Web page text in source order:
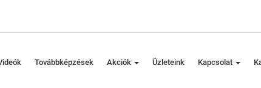
Továbbképzések Akciók Üzleteink Kapcsolat